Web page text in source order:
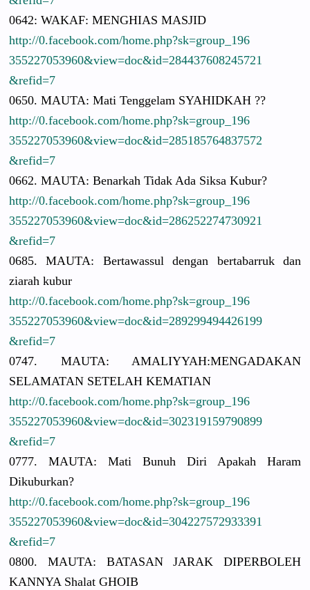
0642: WAKAF: MENGHIAS MASJID
http://0.facebook.com/home.php?sk=group_196
355227053960&view=doc&id=284437608245721
&refid=7
0650. MAUTA: Mati Tenggelam SYAHIDKAH ??
http://0.facebook.com/home.php?sk=group_196
355227053960&view=doc&id=285185764837572
&refid=7
0662. MAUTA: Benarkah Tidak Ada Siksa Kubur?
http://0.facebook.com/home.php?sk=group_196
355227053960&view=doc&id=286252274730921
&refid=7
0685. MAUTA: Bertawassul dengan bertabarruk dan
ziarah kubur
http://0.facebook.com/home.php?sk=group_196
355227053960&view=doc&id=289299494426199
&refid=7
0747. MAUTA: AMALIYYAH:MENGADAKAN
SELAMATAN SETELAH KEMATIAN
http://0.facebook.com/home.php?sk=group_196
355227053960&view=doc&id=302319159790899
&refid=7
0777. MAUTA: Mati Bunuh Diri Apakah Haram
Dikuburkan?
http://0.facebook.com/home.php?sk=group_196
355227053960&view=doc&id=304227572933391
&refid=7
0800. MAUTA: BATASAN JARAK DIPERBOLEH
KANNYA Shalat GHOIB